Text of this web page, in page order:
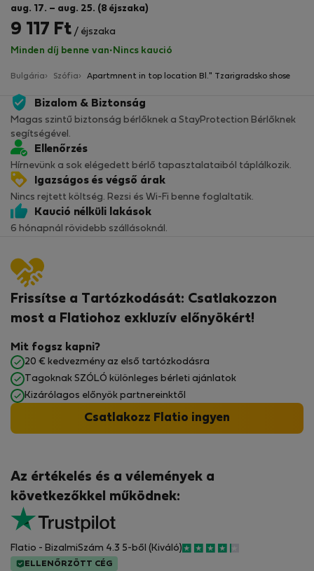
aug. 17. – aug. 25. (8 éjszaka)
9 117 Ft / éjszaka
Minden díj benne van· Nincs kaució
Bulgária Szófia Apartmnent in top location Bl." Tzarigradsko shose
Bizalom & Biztonság
Magas szintű biztonság bérlőknek a StayProtection Bérlőknek
segítségével.
Ellenőrzés
Hírnevünk a sok elégedett bérlő tapasztalataiból táplálkozik.
Igazságos és végső árak
Nincs rejtett költség. Rezsi és Wi-Fi benne foglaltatik.
Kaució nélküli lakások
6 hónapnál rövidebb szállásoknál.
Az értékelés és a vélemények a
következőkkel működnek:
Flatio - BizalmiSzám 4.3 5-ből (Kiváló)
ELLENŐRZÖTT CÉG
Frissítse a Tartózkodását: Csatlakozzon
most a Flatiohoz exkluzív előnyökért!
Mit fogsz kapni?
20 € kedvezmény az első tartózkodásra
Tagoknak SZÓLÓ különleges bérleti ajánlatok
Kizárólagos előnyök partnereinktől
Csatlakozz Flatio ingyen